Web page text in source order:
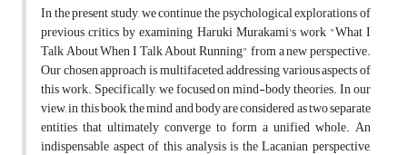
In the present study, we continue the psychological explorations of
previous critics by examining Haruki Murakami's work "What I
Talk About When I Talk About Running" from a new perspective.
Our chosen approach is multifaceted, addressing various aspects of
this work. Specifically, we focused on mind-body theories. In our
view, in this book, the mind and body are considered as two separate
entities that ultimately converge to form a unified whole. An
indispensable aspect of this analysis is the Lacanian perspective,